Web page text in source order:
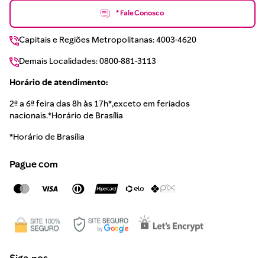
* Fale Conosco
Capitais e Regiões Metropolitanas: 4003-4620
Demais Localidades: 0800-881-3113
Horário de atendimento:
2ª a 6ª feira das 8h às 17h*,exceto em feriados
nacionais.*Horário de Brasília
*Horário de Brasília
Pague com